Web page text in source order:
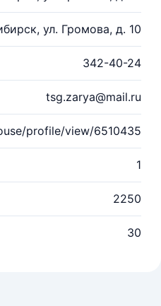
ул. Громова, д. 10
342-40-24
tsg.zarya@mail.ru
profile/view/6510435
1
2250
30